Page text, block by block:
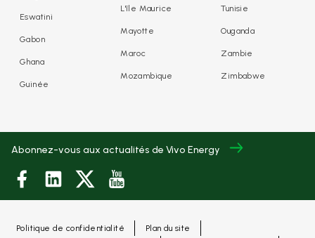
Eswatini
Gabon
Ghana
Guinée
L'île Maurice
Mayotte
Maroc
Mozambique
Tunisie
Ouganda
Zambie
Zimbabwe
Abonnez-vous aux actualités de Vivo Energy
Politique de confidentialité Plan du site